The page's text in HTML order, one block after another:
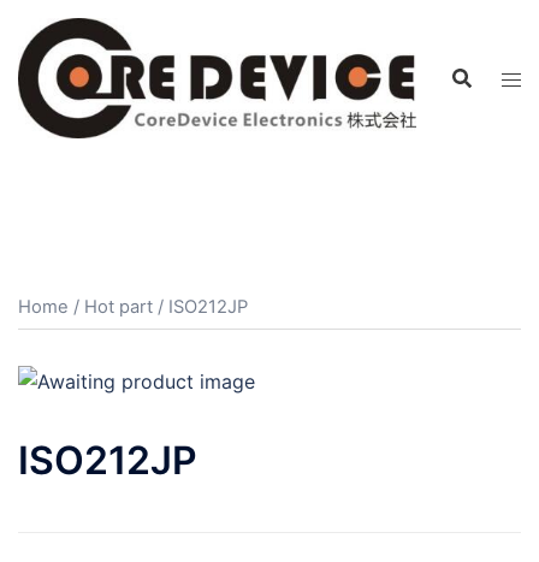
Home / Hot part / ISO212JP
ISO212JP